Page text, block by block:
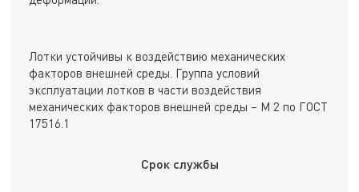
Лотки устойчивы к воздействию механических
факторов внешней среды. Группа условий
эксплуатации лотков в части воздействия
механических факторов внешней среды – М 2 по ГОСТ
17516.1
Срок службы